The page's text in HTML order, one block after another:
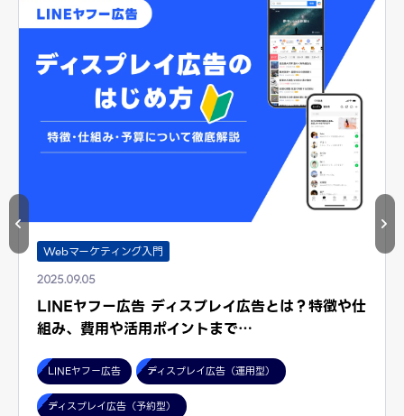
Webマーケティング入門
2025.09.05
LINEヤフー広告 ディスプレイ広告とは？特徴や仕
組み、費用や活用ポイントまで…
LINEヤフー広告 ディスプレイ広告（運用型）
ディスプレイ広告（予約型）